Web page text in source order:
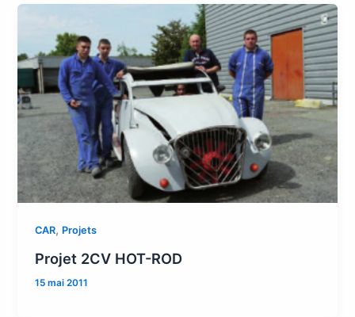
CAR, Projets
Projet 2CV HOT-ROD
15 mai 2011